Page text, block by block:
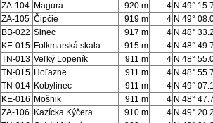
ZA-104 Magura 920 m 4 N 49°
ZA-105 Čipčie 919 m 4 N 49°
BB-022 Sinec 917 m 4 N 48°
KE-015 Folkmarská skala 915 m 4 N 48°
TN-013 Veľký Lopeník 911 m 4 N 48°
TN-015 Hoľazne 911 m 4 N 48°
TN-014 Kobylinec 911 m 4 N 49°
KE-016 Mošnik 911 m 4 N 48°
ZA-106
Kazícka Kýčera 910 m 4 N 49°